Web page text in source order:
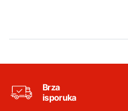
Brza
isporuka